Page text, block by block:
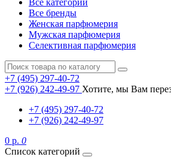
Все категории
Все бренды
Женская парфюмерия
Мужская парфюмерия
Селективная парфюмерия
+7 (495) 297-40-72
+7 (926) 242-49-97 Хотите, мы Вам
+7 (495) 297-40-72
+7 (926) 242-49-97
0 р. 0
Список категорий